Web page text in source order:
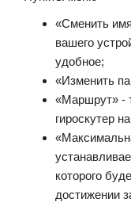
«Сменить
вашего
удобное;
«Изменить
«Маршрут» -
гироскутер
которого
достижении